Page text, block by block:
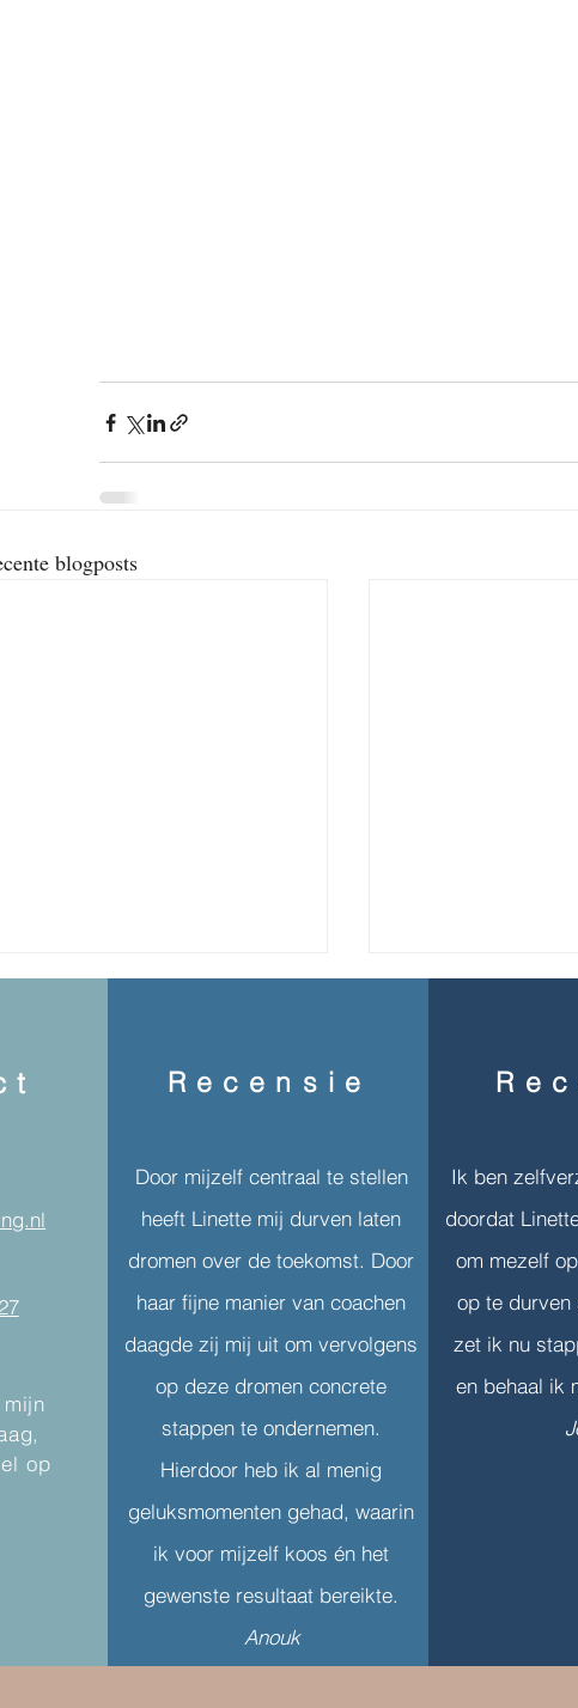
blogposts
Open of dicht? Of staat de
deur nog op een kier?
Groei begint met
op
Recensie
Door mijzelf centraal te stellen
heeft Linette mij durven laten
dromen over de toekomst. Door
haar fijne manier van coachen
daagde zij mij uit om vervolgens
op deze dromen concrete
stappen te ondernemen.
Hierdoor heb ik al menig
geluksmomenten gehad, waarin
ik voor mijzelf koos én het
gewenste resultaat bereikte.
Anouk
Ik ben
doordat
om mezelf
op te durven
zet ik nu
en behaal ik